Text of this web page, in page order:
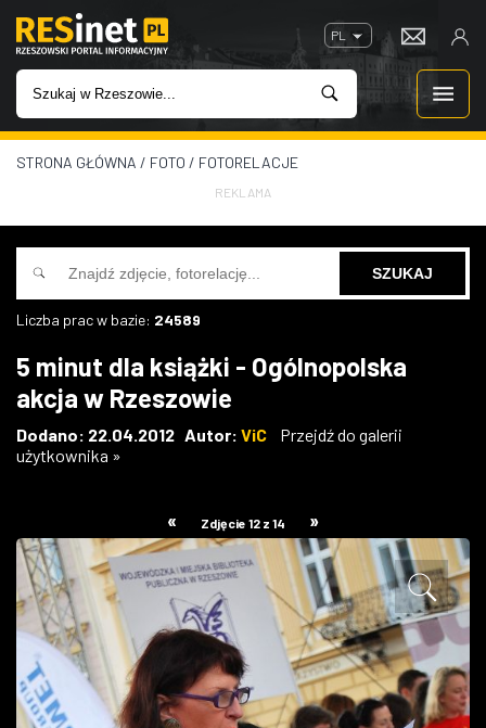
PL
WIADOMOŚCI
INWESTYCJE
IMPREZY
W KINACH
GASTRONOMIA
W RZESZOWIE
STRONA GŁÓWNA / FOTO / FOTORELACJE
REKLAMA
Liczba prac w bazie: 24589
5 minut dla książki - Ogólnopolska
akcja w Rzeszowie
Dodano: 22.04.2012 Autor: ViC
Przejdź do galerii
użytkownika »
« Zdjęcie 12 z 14 »